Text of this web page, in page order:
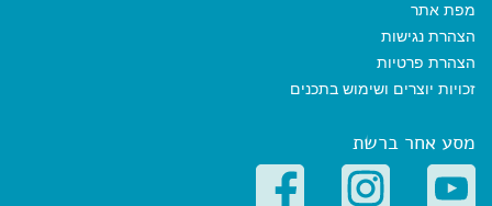
מפת אתר
הצהרת נגישות
הצהרת פרטיות
זכויות יוצרים ושימוש בתכנים
מסע אחר ברשת